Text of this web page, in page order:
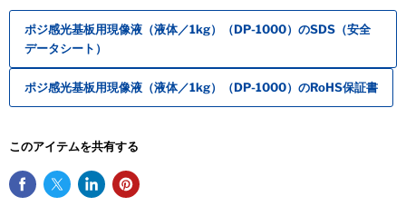
ポジ感光基板用現像液（液体／1kg）（DP-1000）のSDS（安全
データシート）
ポジ感光基板用現像液（液体／1kg）（DP-1000）のRoHS保証書
このアイテムを共有する